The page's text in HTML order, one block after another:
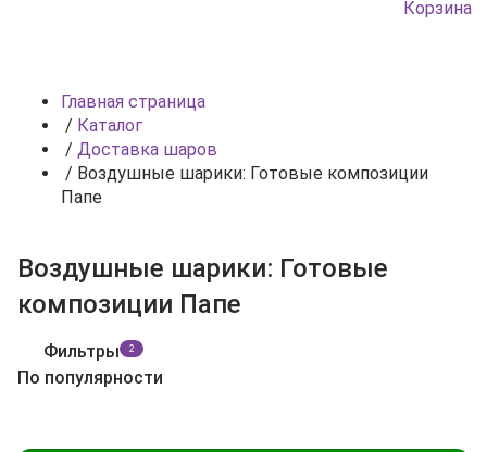
Корзина
Главная страница
/ Каталог
/ Доставка шаров
/ Воздушные шарики: Готовые композиции
Папе
Воздушные шарики: Готовые
композиции Папе
Фильтры 2
По популярности